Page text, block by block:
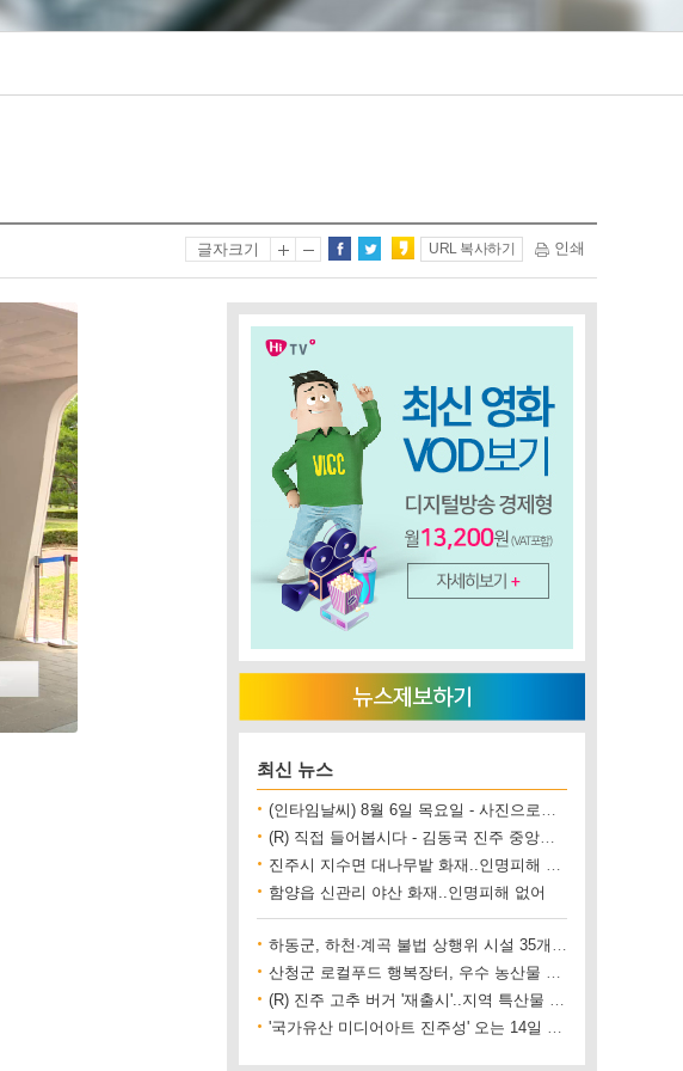
글자크기 URL 복사하기 인쇄
최신 뉴스
(인타임날씨) 8월 6일 목요일 - 사진으로보는 날씨
(R) 직접 들어봅시다 - 김동국 진주 중앙시장 상인회장
진주시 지수면 대나무밭 화재..인명피해 없어
함양읍 신관리 야산 화재..인명피해 없어
하동군, 하천·계곡 불법 상행위 시설 35개소 철거
산청군 로컬푸드 행복장터, 우수 농산물 직거래 사업장 인증
(R) 진주 고추 버거 '재출시'..지역 특산물 홍보 기대
'국가유산 미디어아트 진주성' 오는 14일 개막